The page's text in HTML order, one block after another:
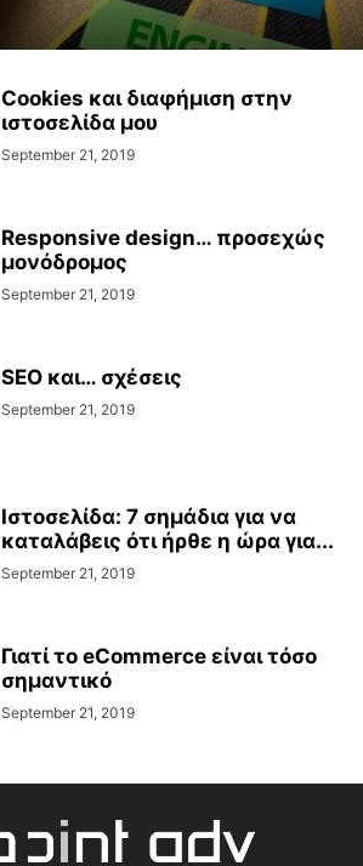
Cookies και διαφήμιση στην
ιστοσελίδα μου
September 21, 2019
Responsive design… προσεχώς
μονόδρομος
September 21, 2019
SEO και… σχέσεις
September 21, 2019
Ιστοσελίδα: 7 σημάδια για να
καταλάβεις ότι ήρθε η ώρα για...
September 21, 2019
Γιατί το eCommerce είναι τόσο
σημαντικό
September 21, 2019